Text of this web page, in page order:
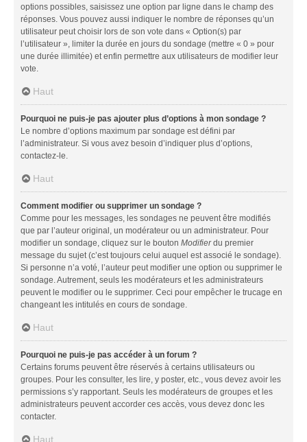
options possibles, saisissez une option par ligne dans le champ des
réponses. Vous pouvez aussi indiquer le nombre de réponses qu’un
utilisateur peut choisir lors de son vote dans « Option(s) par
l’utilisateur », limiter la durée en jours du sondage (mettre « 0 » pour
une durée illimitée) et enfin permettre aux utilisateurs de modifier leur
vote.
Haut
Pourquoi ne puis-je pas ajouter plus d’options à mon sondage ?
Le nombre d’options maximum par sondage est défini par
l’administrateur. Si vous avez besoin d’indiquer plus d’options,
contactez-le.
Haut
Comment modifier ou supprimer un sondage ?
Comme pour les messages, les sondages ne peuvent être modifiés
que par l’auteur original, un modérateur ou un administrateur. Pour
modifier un sondage, cliquez sur le bouton Modifierdu premier
message du sujet (c’est toujours celui auquel est associé le sondage).
Si personne n’a voté, l’auteur peut modifier une option ou supprimer le
sondage. Autrement, seuls les modérateurs et les administrateurs
peuvent le modifier ou le supprimer. Ceci pour empêcher le trucage en
changeant les intitulés en cours de sondage.
Haut
Pourquoi ne puis-je pas accéder à un forum ?
Certains forums peuvent être réservés à certains utilisateurs ou
groupes. Pour les consulter, les lire, y poster, etc., vous devez avoir les
permissions s’y rapportant. Seuls les modérateurs de groupes et les
administrateurs peuvent accorder ces accès, vous devez donc les
contacter.
Haut